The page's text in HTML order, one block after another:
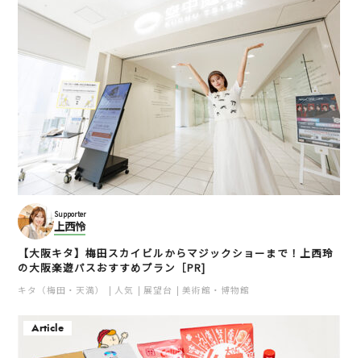
Supporter
上西怜
【大阪キタ】梅田スカイビルからマジックショーまで！上西玲
の大阪楽遊パスおすすめプラン［PR]
キタ（梅田・天満） 人気 展望台 美術館・博物館
Article